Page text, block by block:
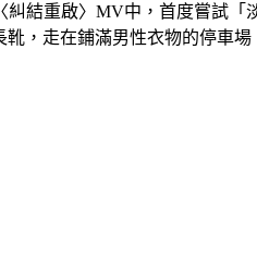
糾結重啟〉MV中，首度嘗試
靴，走在鋪滿男性衣物的停車